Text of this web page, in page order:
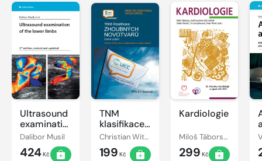
Ultrasound
examination
of the
lower limbs
Dalibor Musil
424Kč
TNM
klasifikace
zhoubných
novotvarů
Christian Wittekind, James D. Brierley, Mary K. Gospodarowicz
199 Kč
Kardiologie
Miloš Táborský, Josef Kautzner, Aleš Linhart
299 Kč